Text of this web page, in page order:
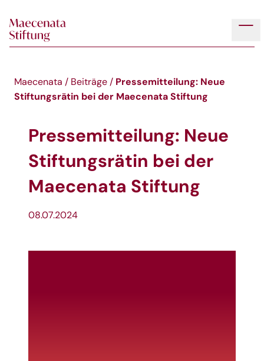
Maecenata / Beiträge / Pressemitteilung: Neue
Stiftungsrätin bei der Maecenata Stiftung
Pressemitteilung: Neue
Stiftungsrätin bei der
Maecenata Stiftung
08.07.2024